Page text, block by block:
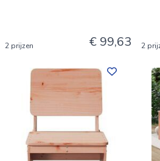
2 prijzen € 99,63 2